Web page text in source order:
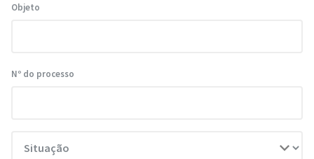
Objeto
Nº do processo